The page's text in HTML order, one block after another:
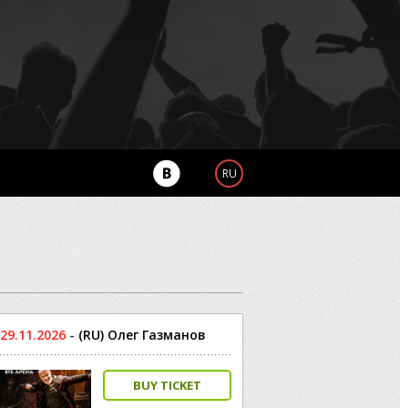
RU
29.11.2026 - (RU) Олег Газманов
BUY TICKET